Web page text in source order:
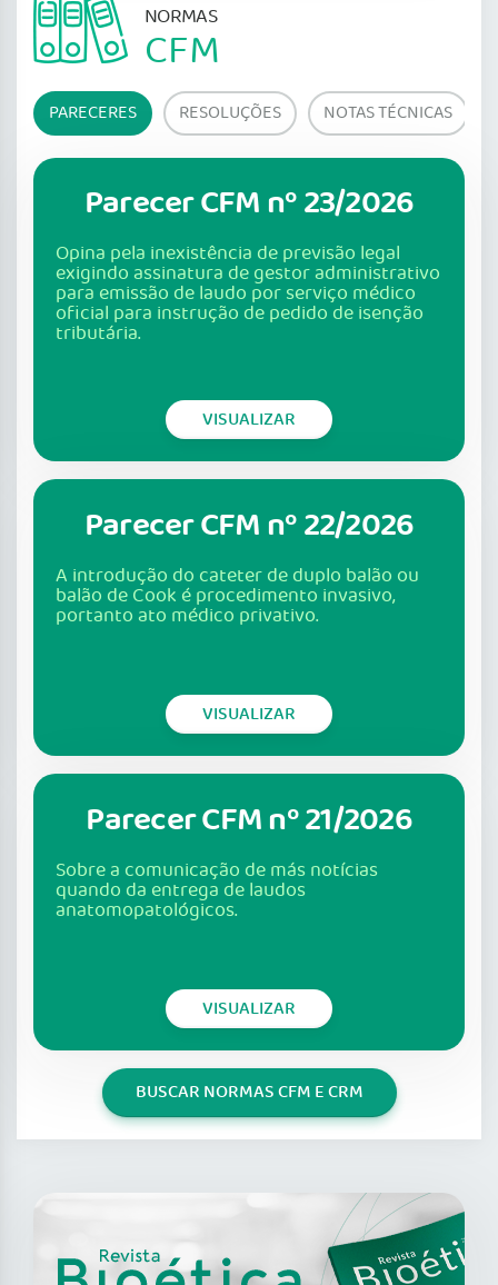
NORMAS
CFM
PARECERES RESOLUÇÕES NOTAS TÉCNICAS
Parecer CFM nº 23/2026
Opina pela inexistência de previsão legal
exigindo assinatura de gestor administrativo
para emissão de laudo por serviço médico
oficial para instrução de pedido de isenção
tributária.
VISUALIZAR
Parecer CFM nº 22/2026
A introdução do cateter de duplo balão ou
balão de Cook é procedimento invasivo,
portanto ato médico privativo.
VISUALIZAR
Parecer CFM nº 21/2026
Sobre a comunicação de más notícias
quando da entrega de laudos
anatomopatológicos.
VISUALIZAR
BUSCAR NORMAS CFM E CRM